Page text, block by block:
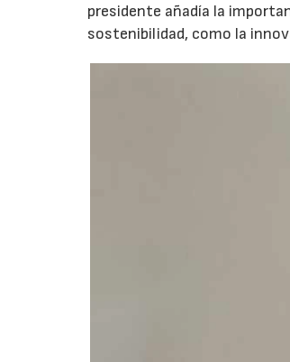
presidente añadía la
sostenibilidad, como la